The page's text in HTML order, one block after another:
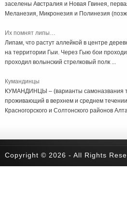
заселены Австралия и Новая Гвинея,
Меланезия, Микронезия и Полинезия
Их помнят липы…
Липам, что растут аллейкой в центре
на территории Гыи. Через Гыю бои
проходил волынский стрелковый полк ...
Кумандинцы
КУМАНДИНЦЫ – (варианты самоназвания
проживающий в верхнем и среднем
Красногорского и Солтонского районов
Copyright © 2026 - All Rights